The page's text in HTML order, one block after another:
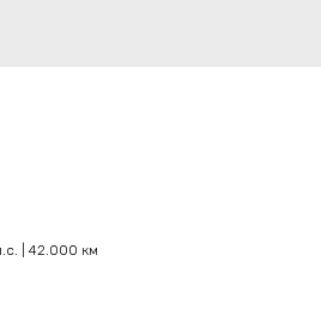
| 42.000 км